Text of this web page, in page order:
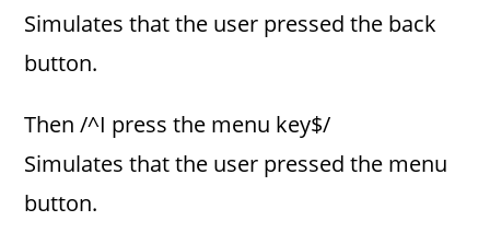
Simulates that the user pressed the back
button.
Then /^I press the menu key$/
Simulates that the user pressed the menu
button.